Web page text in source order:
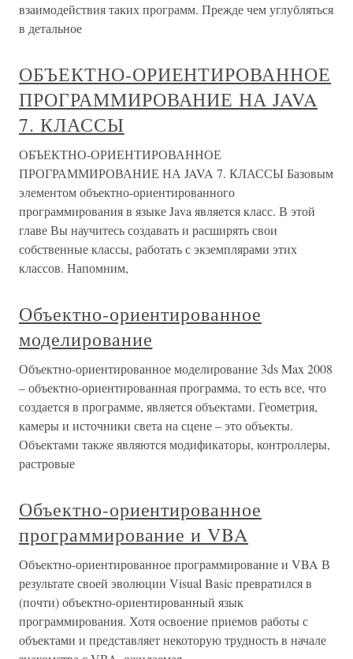
взаимодействия таких программ. Прежде чем углубляться
в детальное
ОБЪЕКТНО-ОРИЕНТИРОВАННОЕ
ПРОГРАММИРОВАНИЕ НА JAVA
7. КЛАССЫ
ОБЪЕКТНО-ОРИЕНТИРОВАННОЕ
ПРОГРАММИРОВАНИЕ НА JAVA 7. КЛАССЫ Базовым
элементом объектно-ориентированного
программирования в языке Java является класс. В этой
главе Вы научитесь создавать и расширять свои
собственные классы, работать с экземплярами этих
классов. Напомним,
Объектно-ориентированное
моделирование
Объектно-ориентированное моделирование 3ds Max 2008
– объектно-ориентированная программа, то есть все, что
создается в программе, является объектами. Геометрия,
камеры и источники света на сцене – это объекты.
Объектами также являются модификаторы, контроллеры,
растровые
Объектно-ориентированное
программирование и VBA
Объектно-ориентированное программирование и VBA В
результате своей эволюции Visual Basic превратился в
(почти) объектно-ориентированный язык
программирования. Хотя освоение приемов работы с
объектами и представляет некоторую трудность в начале